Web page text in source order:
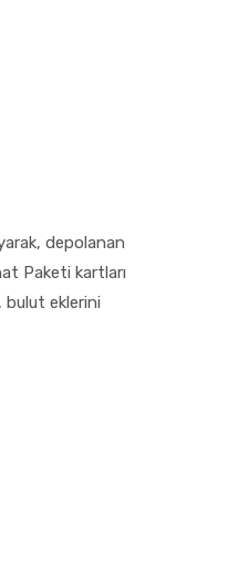
depolanan
Paketi kartları
bulut eklerini